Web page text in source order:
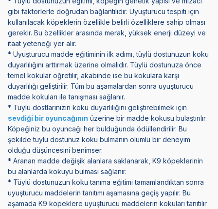
gibi faktörlerle doğrudan bağlantılıdır. Uyuşturucu tespiti için
kullanılacak köpeklerin özellikle belirli özelliklere sahip olması
gerekir. Bu özellikler arasında merak, yüksek enerji düzeyi ve
itaat yeteneği yer alır.
* Uyuşturucu madde eğitiminin ilk adımı, tüylü dostunuzun koku
duyarlılığını arttırmak üzerine olmalıdır. Tüylü dostunuza önce
temel kokular öğretilir, akabinde ise bu kokulara karşı
duyarlılığı geliştirilir. Tüm bu aşamalardan sonra uyuşturucu
madde kokuları ile tanışması sağlanır.
* Tüylü dostlarınızın koku duyarlılığını geliştirebilmek için
sevdiği bir oyuncağının üzerine bir madde kokusu bulaştırılır.
Köpeğiniz bu oyuncağı her bulduğunda ödüllendirilir. Bu
şekilde tüylü dostunuz koku bulmanın olumlu bir deneyim
olduğu düşüncesini benimser.
* Aranan madde değişik alanlara saklanarak, K9 köpeklerinin
bu alanlarda kokuyu bulması sağlanır.
* Tüylü dostunuzun koku tanıma eğitimi tamamlandıktan sonra
uyuşturucu maddelerin tanıtımı aşamasına geçiş yapılır. Bu
aşamada K9 köpeklere uyuşturucu maddelerin kokuları tanıtılır